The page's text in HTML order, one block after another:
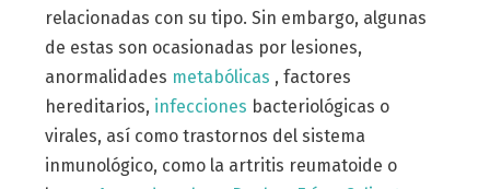
relacionadas con su tipo. Sin embargo, algunas
de estas son ocasionadas por lesiones,
anormalidades metabólicas , factores
hereditarios, infecciones bacteriológicas o
virales, así como trastornos del sistema
inmunológico, como la artritis reumatoide o